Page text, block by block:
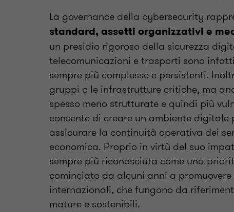
La governance della cybersecurity
standard, assetti organizzativi e
un presidio rigoroso della sicurezza
telecomunicazioni e trasporti sono
sempre più complesse e persistenti.
gruppi o le infrastrutture critiche, ma
spesso meno strutturate e quindi più
consente di creare un ambiente
assicurare la continuità operativa dei
economica. Proprio in virtù del suo
sempre più riconosciuta come una
cominciato da alcuni anni a
internazionali, che fungono da
mature e sostenibili.